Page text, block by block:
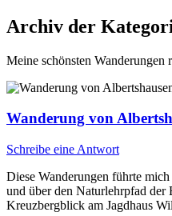
Archiv der
Meine schönsten Wanderungen
Wanderung von
Schreibe eine Antwort
Diese Wanderungen führte
und über den Naturlehrpfad der
Kreuzbergblick am Jagdhaus